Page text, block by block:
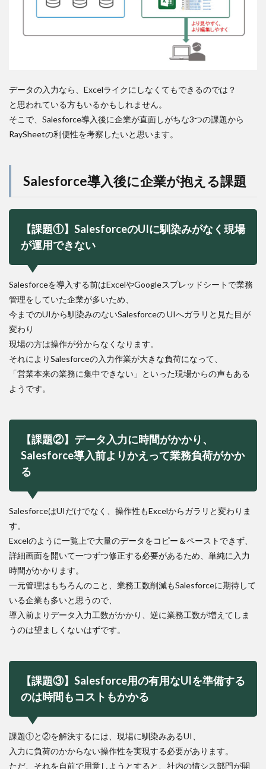
データの入力なら、Excelライクにしなくてもできるのでは？
と思われている方もいるかもしれません。
そこで、Salesforce導入後に企業が直面しがちな3つの課題から
RaySheetの利便性を考察したいと思います。
Salesforce導入後に企業が抱える課題
【課題①】SalesforceのUIに馴染みがなく現場
が運用できない
Salesforceを導入する前はExcelやGoogleスプレッドシートで業務
管理をしていた企業が多いため、
今までのUIから馴染みのないSalesforceの UIへガラリと見た目が
変わり
現場の方は操作が分からなくなります。
それによりSalesforceの入力作業が大きな負荷になって、
「営業本来の業務に集中できない」といった現場からの声もある
ようです。
【課題②】データ入力に時間がかかり、
Salesforce導入前よりかえって業務負荷がかか
る
SalesforceはUIだけでなく、操作性もExcelからガラリと変わりま
す。
Excelのように一覧上で大量のデータをコピー＆ペーストできず、
詳細画面を開いて一つずつ修正する必要があるため、単純に入力
時間がかかります。
一元管理はもちろんのこと、業務工数削減もSalesforceに期待して
いる企業も多いと思うので、
導入前よりデータ入力工数がかかり、逆に業務工数が増えてしま
うのは望ましくないはずです。
【課題③】Salesforce用の有用なUIを準備する
のは時間もコストもかかる
課題①と②を解決するには、現場に馴染みあるUI、
入力に負荷のかからない操作性を実現する必要があります。
ただ、それを自前で用意しようとすると、社内の情シス部門が開